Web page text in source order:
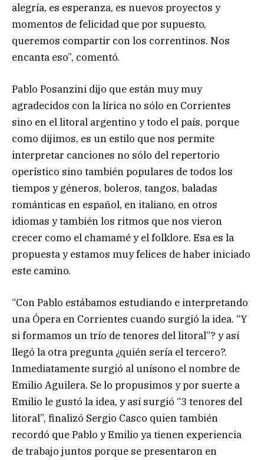
alegría, es esperanza, es nuevos proyectos y
momentos de felicidad que por supuesto,
queremos compartir con los correntinos. Nos
encanta eso”, comentó.
Pablo Posanzini dijo que están muy muy
agradecidos con la lírica no sólo en Corrientes
sino en el litoral argentino y todo el país, porque
como dijimos, es un estilo que nos permite
interpretar canciones no sólo del repertorio
operístico sino también populares de todos los
tiempos y géneros, boleros, tangos, baladas
románticas en español, en italiano, en otros
idiomas y también los ritmos que nos vieron
crecer como el chamamé y el folklore. Esa es la
propuesta y estamos muy felices de haber iniciado
este camino.
“Con Pablo estábamos estudiando e interpretando
una Ópera en Corrientes cuando surgió la idea. “Y
si formamos un trío de tenores del litoral”? y así
llegó la otra pregunta ¿quién sería el tercero?.
Inmediatamente surgió al unísono el nombre de
Emilio Aguilera. Se lo propusimos y por suerte a
Emilio le gustó la idea, y así surgió “3 tenores del
litoral”, finalizó Sergio Casco quien también
recordó que Pablo y Emilio ya tienen experiencia
de trabajo juntos porque se presentaron en